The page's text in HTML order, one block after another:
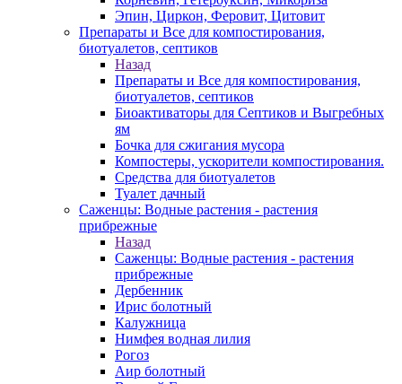
Эпин, Циркон, Феровит, Цитовит
Препараты и Все для компостирования,
биотуалетов, септиков
Назад
Препараты и Все для компостирования,
биотуалетов, септиков
Биоактиваторы для Септиков и Выгребных
ям
Бочка для сжигания мусора
Компостеры, ускорители компостирования.
Средства для биотуалетов
Туалет дачный
Саженцы: Водные растения - растения
прибрежные
Назад
Саженцы: Водные растения - растения
прибрежные
Дербенник
Ирис болотный
Калужница
Нимфея водная лилия
Рогоз
Аир болотный